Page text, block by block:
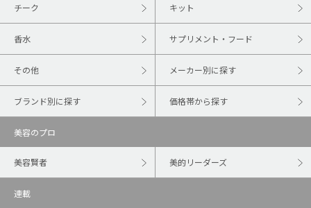
チーク キット
香水 サプリメント・フード
その他 メーカー別に探す
ブランド別に探す 価格帯から探す
美容のプロ
美容賢者 美的リーダーズ
連載